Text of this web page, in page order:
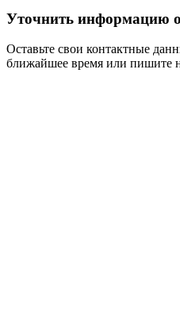
Уточнить информацию
Оставьте свои контактные
ближайшее время или пишите